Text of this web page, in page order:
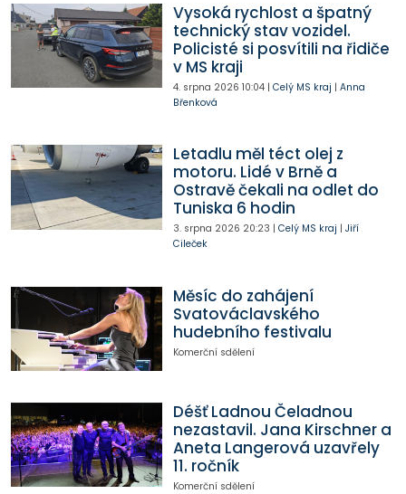
Vysoká rychlost a špatný
technický stav vozidel.
Policisté si posvítili na řidiče
v MS kraji
4. srpna 2026 10:04| Celý MS kraj | Anna
Břenková
Letadlu měl téct olej z
motoru. Lidé v Brně a
Ostravě čekali na odlet do
Tuniska 6 hodin
3. srpna 2026 20:23 | Celý MS kraj | Jiří
Cileček
Měsíc do zahájení
Svatováclavského
hudebního festivalu
Komerční sdělení
Déšť Ladnou Čeladnou
nezastavil. Jana Kirschner a
Aneta Langerová uzavřely
11. ročník
Komerční sdělení